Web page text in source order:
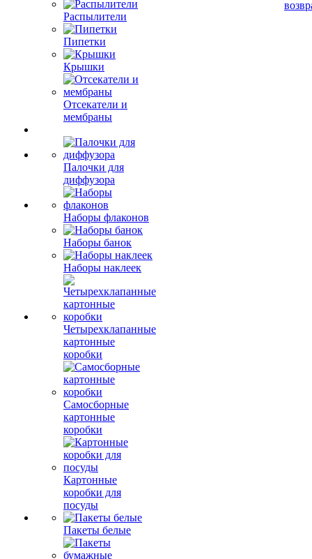
Распылители
Пипетки
Крышки
Отсекатели и
мембраны
Палочки для
диффузора
Наборы флаконов
Наборы банок
Наборы наклеек
Четырехклапанные
картонные
коробки
Самосборные
картонные
коробки
Картонные
коробки для
посуды
Пакеты белые